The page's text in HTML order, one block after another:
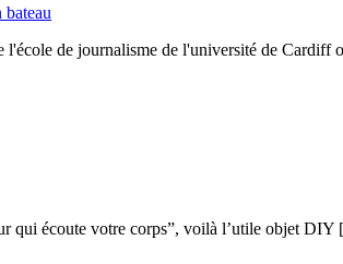
l'école de journalisme de l'université de Cardiff
qui écoute votre corps”, voilà l’utile objet DIY